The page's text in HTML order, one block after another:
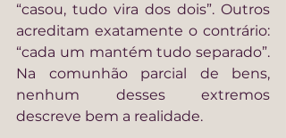
“casou, tudo vira dos dois”. Outros
acreditam exatamente o contrário:
“cada um mantém tudo separado”.
Na comunhão parcial de bens,
nenhum desses extremos
descreve bem a realidade.